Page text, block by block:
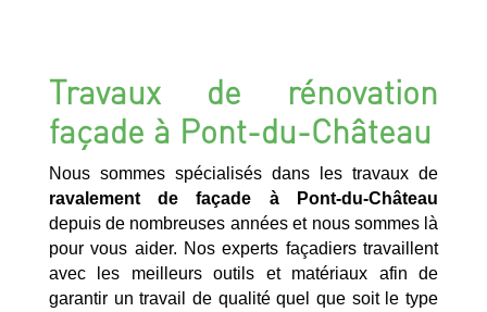
Travaux de rénovation
façade à Pont-du-Château
Nous sommes spécialisés dans les travaux de
ravalement de façade à Pont-du-Château
depuis de nombreuses années et nous sommes là
pour vous aider. Nos experts façadiers travaillent
avec les meilleurs outils et matériaux afin de
garantir un travail de qualité quel que soit le type